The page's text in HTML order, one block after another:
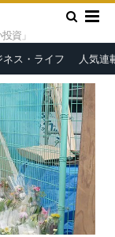
資」
ネス・ライフ 人気連
こもり」と言い続
に倦む日日